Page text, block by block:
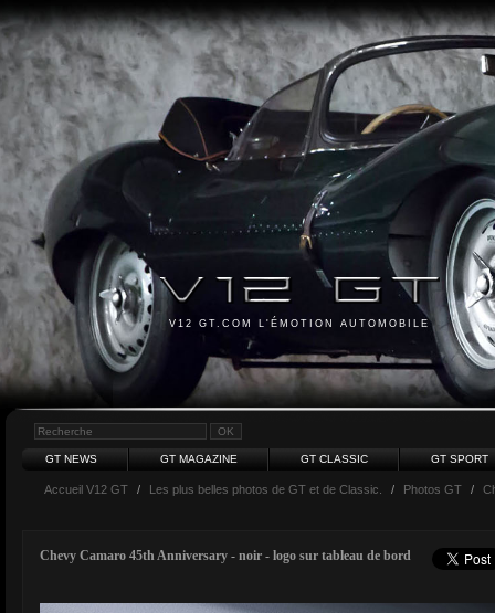
V12 GT.COM L'ÉMOTION AUTOMOBILE
GT NEWS GT MAGAZINE GT CLASSIC GT SPORT
Accueil V12 GT / Les plus belles photos de GT et de Classic. / Photos GT /
Chevy Camaro 45th Anniversary - noir - logo sur tableau de bord